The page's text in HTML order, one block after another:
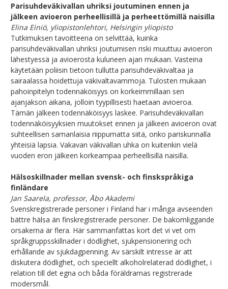
Parisuhdeväkivallan uhriksi joutuminen ennen ja
jälkeen avioeron perheellisillä ja perheettömillä naisilla
Elina Einiö, yliopistonlehtori, Helsingin yliopisto
Tutkimuksen tavoitteena on selvittää, kuinka
parisuhdeväkivallan uhriksi joutumisen riski muuttuu avioeron
lähestyessä ja avioerosta kuluneen ajan mukaan. Vasteina
käytetään poliisin tietoon tullutta parisuhdeväkivaltaa ja
sairaalassa hoidettuja väkivaltavammoja. Tulosten mukaan
pahoinpitelyn todennäköisyys on korkeimmillaan sen
ajanjakson aikana, jolloin tyypillisesti haetaan avioeroa.
Tämän jälkeen todennäköisyys laskee. Parisuhdeväkivallan
todennäköisyyksien muutokset ennen ja jälkeen avioeron ovat
suhteellisen samanlaisia riippumatta siitä, onko pariskunnalla
yhteisiä lapsia. Vakavan väkivallan uhka on kuitenkin vielä
vuoden eron jälkeen korkeampaa perheellisillä naisilla.
Hälsoskillnader mellan svensk- och finskspråkiga
finländare
Jan Saarela, professor, Åbo Akademi
Svenskregistrerade personer i Finland har i många avseenden
bättre hälsa än finskregistrerade personer. De bakomliggande
orsakerna är flera. Här sammanfattas kort det vi vet om
språkgruppsskillnader i dödlighet, sjukpensionering och
erhållande av sjukdagpenning. Av särskilt intresse är att
diskutera dödlighet, och speciellt alkoholrelaterad dödlighet, i
relation till det egna och båda föräldrarnas registrerade
modersmål.